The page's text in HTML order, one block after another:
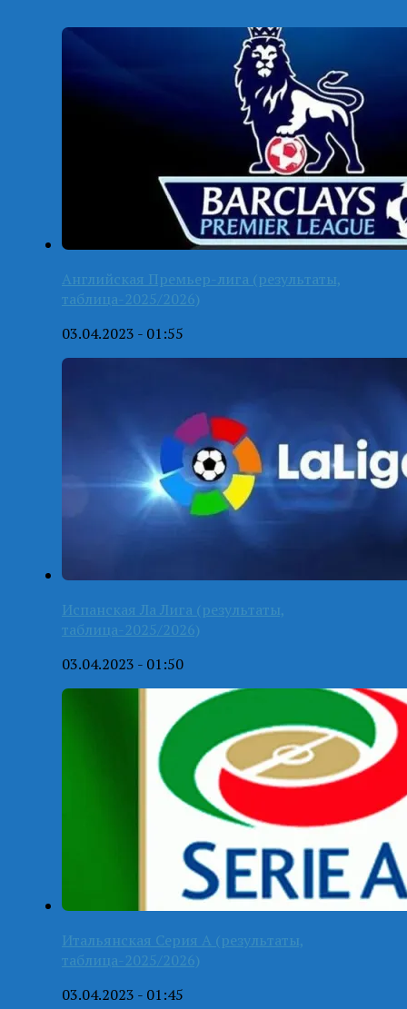
Английская Премьер-лига (результаты,
таблица-2025/2026)
03.04.2023 - 01:55
Испанская Ла Лига (результаты,
таблица-2025/2026)
03.04.2023 - 01:50
Итальянская Серия А (результаты,
таблица-2025/2026)
03.04.2023 - 01:45